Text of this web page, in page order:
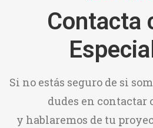
Contacta
Si no estás seguro de si
dudes en contactar
y hablaremos de tu